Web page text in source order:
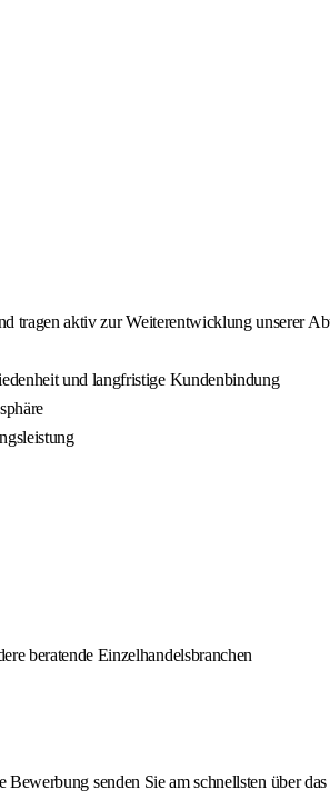
tragen aktiv zur Weiterentwicklung unserer
und langfristige Kundenbindung
beratende Einzelhandelsbranchen
senden Sie am schnellsten über